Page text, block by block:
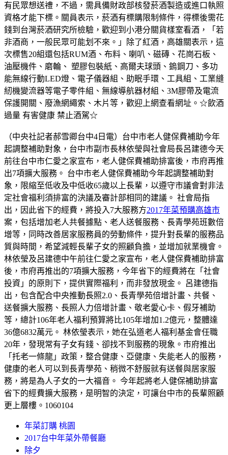
有民眾想送禮，不過，需具備財政部核發菸酒製造或進口執照
資格才能下標。關員表示，菸酒有標購限制條件，得標後需花
錢到台灣菸酒研究所檢驗，歡迎到小港分關貨樣室看酒，「若
非酒商，一般民眾可能划不來。」除了紅酒，高雄關表示，這
次標售20組還包括RUM酒、布料、喇叭、磁磚、花崗石板、
油壓機件、磨輪、 塑膠包裝紙、高爾夫球頭、鎢鋼刀、多功
能無線行動LED燈、電子儀器組、助眠手環、工具組、工業縫
紉機變流器等電子零件組、無線導航器材組、3M膠帶及電流
保護開關、廢漁網繩索、木片等，歡迎上網查看網址。☆飲酒
過量 有害健康 禁止酒駕☆
（中央社記者郝雪卿台中4日電）台中市老人健保費補助今年
起調整補助對象，台中市副市長林依瑩與社會局長呂建德今天
前往台中市仁愛之家宣布，老人健保費補助排富後，市府再推
出7項擴大服務。 台中市老人健保費補助今年起調整補助對
象，限縮至低收及中低收65歲以上長輩，以遵守市議會對非法
定社會福利須排富的決議及審計部相同的建議。 社會局指
出，因此省下的經費，將投入7大服務方2017年菜預購高雄市
案，包括增加老人共餐據點、老人送餐服務、長青學苑班數倍
增等，同時改善居家服務員的勞動條件，提升對長輩的服務品
質與時間，希望減輕長輩子女的照顧負擔，並增加就業機會。
林依瑩及呂建德中午前往仁愛之家宣布，老人健保費補助排富
後，市府再推出的7項擴大服務，今年省下的經費將在「社會
投資」的原則下，提供實際福利，而非發放現金。 呂建德指
出，包含配合中央推動長照2.0、長青學苑倍增計畫、共餐、
送餐擴大服務、長照人力倍增計畫、敬老愛心卡、假牙補助
等，總計106年老人福利預算將比105年增加1.2億元，整體達
36億6832萬元。 林依瑩表示，她在弘道老人福利基金會任職
20年，發現常有子女有錢、卻找不到服務的現象。市府推出
「托老一條龍」政策，整合健康、亞健康、失能老人的服務，
健康的老人可以到長青學苑、稍微不舒服就有送餐與居家服
務，將是為人子女的一大福音。 今年起將老人健保補助排富
省下的經費擴大服務，是明智的決定，可讓台中市的長輩照顧
更上層樓。1060104
年菜訂購 桃園
2017台中年菜外帶餐廳
除夕